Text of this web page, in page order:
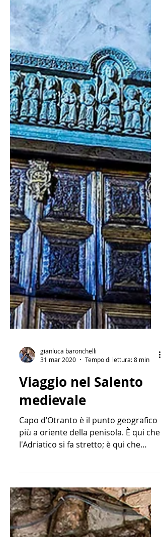
gianluca baronchelli
31 mar 2020
medievale
Capo d’Otranto è il punto geografico
l'Adriatico si fa stretto; è qui che
Oriente e Occidente...